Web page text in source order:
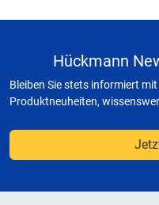
Hückmann
Bleiben Sie stets informiert
Produktneuheiten,